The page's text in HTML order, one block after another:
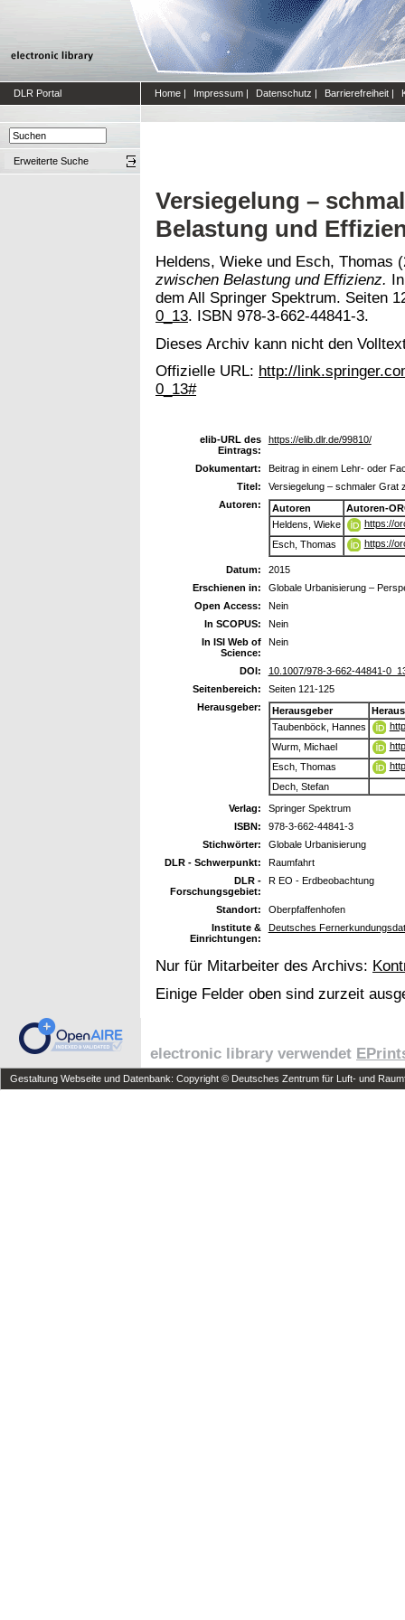
DLR Portal Home | Impressum | Datenschutz | Barrierefreiheit |
Erweiterte Suche
Versiegelung –
Belastung und
Heldens, Wieke und Esch, Thomas
zwischen Belastung und Effizienz.
dem All Springer Spektrum. Seiten
0_13. ISBN 978-3-662-44841-3.
Dieses Archiv kann nicht den
Offizielle URL: http://
0_13#
elib-URL des
Eintrags:
https://elib.dlr.de/99810/
Dokumentart:
Beitrag in einem Lehr- oder
Titel:
Versiegelung – schmaler Grat
Autoren:
Autoren
Autoren-
Heldens, Wieke
https://
Esch, Thomas
https://
Datum:
2015
Erschienen in:
Globale Urbanisierung –
Open Access:
Nein
In SCOPUS:
Nein
In ISI Web of
Science:
Nein
DOI:
10.1007/978-3-662-44841-
Seitenbereich:
Seiten 121-125
Herausgeber:
Herausgeber
Taubenböck, Hannes
Wurm, Michael
Esch, Thomas
Dech, Stefan
Verlag:
Springer Spektrum
ISBN:
978-3-662-44841-3
Stichwörter:
Globale Urbanisierung
DLR - Schwerpunkt:
Raumfahrt
DLR -
Forschungsgebiet:
R EO - Erdbeobachtung
Standort:
Oberpfaffenhofen
Institute &
Einrichtungen:
Deutsches
Nur für Mitarbeiter des Archivs:
Einige Felder oben sind zurzeit
electronic library verwendet
Gestaltung Webseite und Datenbank: Copyright © Deutsches Zentrum für Luft- und